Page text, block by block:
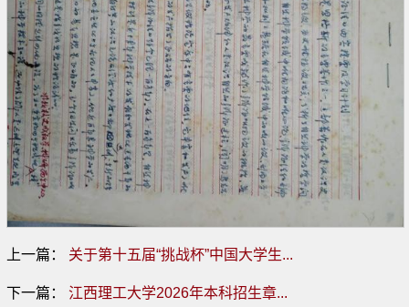
上一篇： 关于第十五届“挑战杯”中国大学生...
下一篇： 江西理工大学2026年本科招生章...